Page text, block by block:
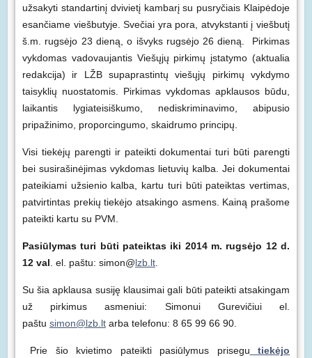
užsakyti standartinį dvivietį kambarį su pusryčiais Klaipėdoje
esančiame viešbutyje. Svečiai yra pora, atvykstanti į viešbutį
š.m. rugsėjo 23 dieną, o išvyks rugsėjo 26 dieną. Pirkimas
vykdomas vadovaujantis Viešųjų pirkimų įstatymo (aktualia
redakcija) ir LŽB supaprastintų viešųjų pirkimų vykdymo
taisyklių nuostatomis. Pirkimas vykdomas apklausos būdu,
laikantis lygiateisiškumo, nediskriminavimo, abipusio
pripažinimo, proporcingumo, skaidrumo principų.
Visi tiekėjų parengti ir pateikti dokumentai turi būti parengti
bei susirašinėjimas vykdomas lietuvių kalba. Jei dokumentai
pateikiami užsienio kalba, kartu turi būti pateiktas vertimas,
patvirtintas prekių tiekėjo atsakingo asmens. Kainą prašome
pateikti kartu su PVM.
Pasiūlymas turi būti pateiktas iki 2014 m. rugsėjo 12 d.
12 val. el. paštu: simon@lzb.lt.
Su šia apklausa susiję klausimai gali būti pateikti atsakingam
už pirkimus asmeniui: Simonui Gurevičiui el.
paštu simon@lzb.ltarba telefonu: 8 65 99 66 90.
Prie šio kvietimo pateikti pasiūlymus prisegu
tiekėjo